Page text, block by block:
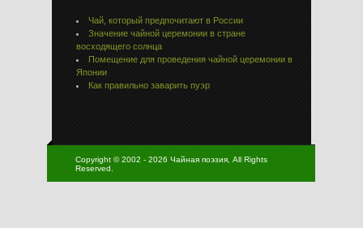
Чай, который предпочитают в России
Значение чайной церемонии в стране
восходящего солнца
Помещение для проведения чайной церемонии в
Японии
Как правильно заварить пуэр
Copyright © 2002 - 2026 Чайная поэзия, All Rights
Reserved.